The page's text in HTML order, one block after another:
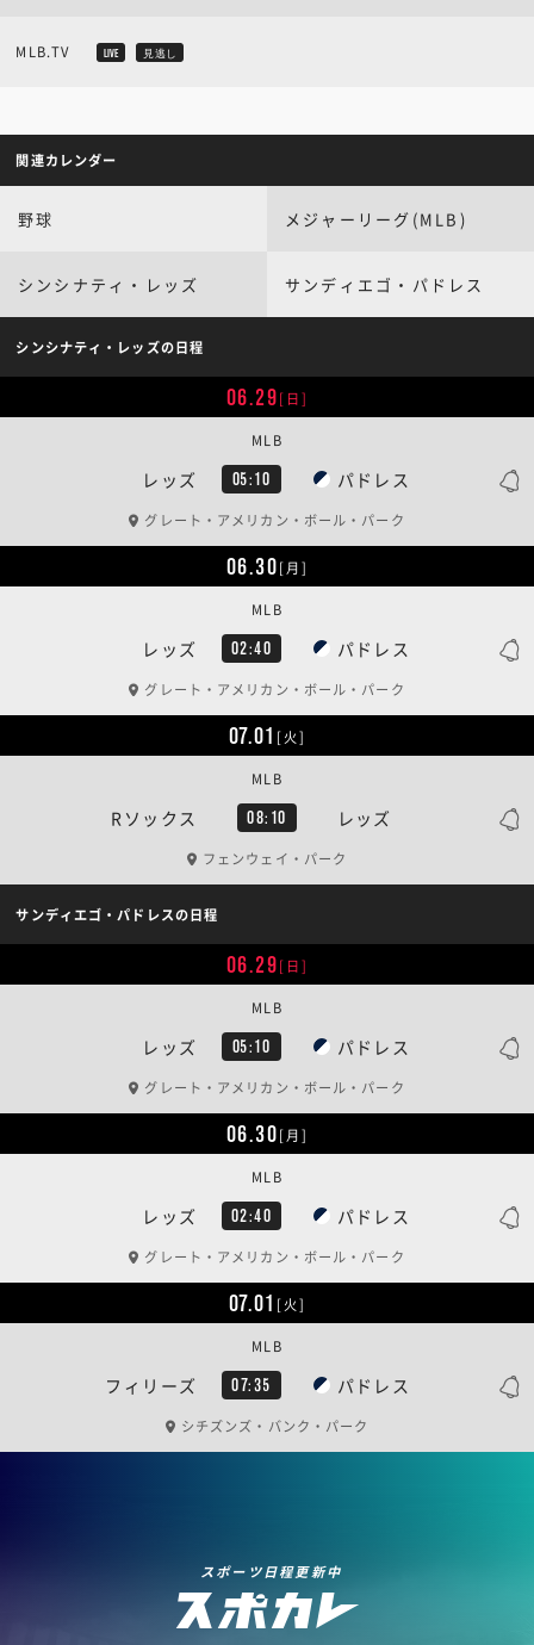
MLB.TV LIVE 見逃し
関連カレンダー
野球 メジャーリーグ(MLB)
シンシナティ・レッズ サンディエゴ・パドレス
シンシナティ・レッズの日程
06.29[日]
レッズ 05:10 パドレス
MLB
グレート・アメリカン・ボール・パーク
06.30[月]
レッズ 02:40 パドレス
MLB
グレート・アメリカン・ボール・パーク
07.01 [火]
Rソックス 08:10 レッズ
MLB
フェンウェイ・パーク
サンディエゴ・パドレスの日程
06.29[日]
レッズ 05:10 パドレス
MLB
グレート・アメリカン・ボール・パーク
06.30[月]
レッズ 02:40 パドレス
MLB
グレート・アメリカン・ボール・パーク
07.01 [火]
フィリーズ 07:35 パドレス
MLB
シチズンズ・バンク・パーク
スポーツ日程更新中